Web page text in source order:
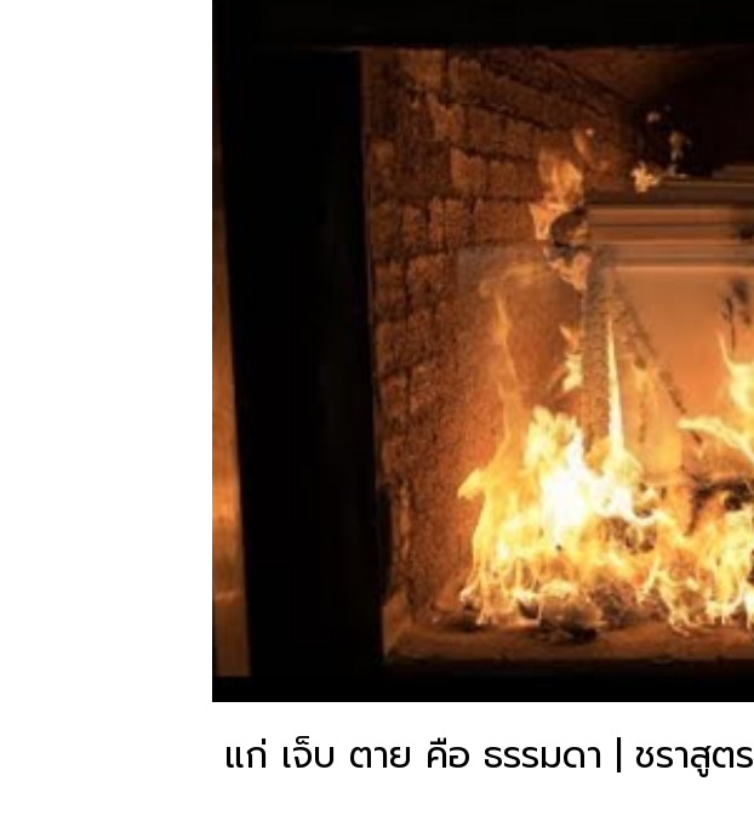
แก่ เจ็บ ตาย คือ ธรรมดา | ชราสูตร